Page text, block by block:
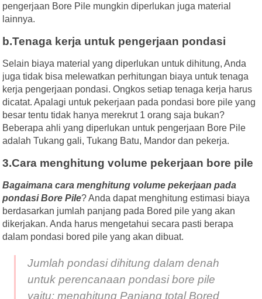
pengerjaan Bore Pile mungkin diperlukan juga material
lainnya.
b.Tenaga kerja untuk pengerjaan pondasi
Selain biaya material yang diperlukan untuk dihitung, Anda
juga tidak bisa melewatkan perhitungan biaya untuk tenaga
kerja pengerjaan pondasi. Ongkos setiap tenaga kerja harus
dicatat. Apalagi untuk pekerjaan pada pondasi bore pile yang
besar tentu tidak hanya merekrut 1 orang saja bukan?
Beberapa ahli yang diperlukan untuk pengerjaan Bore Pile
adalah Tukang gali, Tukang Batu, Mandor dan pekerja.
3.Cara menghitung volume pekerjaan bore pile
Bagaimana cara menghitung volume pekerjaan pada
pondasi Bore Pile? Anda dapat menghitung estimasi biaya
berdasarkan jumlah panjang pada Bored pile yang akan
dikerjakan. Anda harus mengetahui secara pasti berapa
dalam pondasi bored pile yang akan dibuat.
Jumlah pondasi dihitung dalam denah
untuk perencanaan pondasi bore pile
yaitu: menghitung Panjang total Bored